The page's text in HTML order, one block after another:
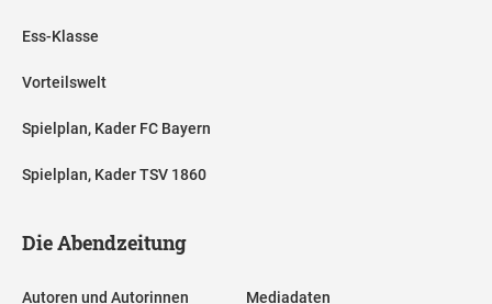
Ess-Klasse
Vorteilswelt
Spielplan, Kader FC Bayern
Spielplan, Kader TSV 1860
Die Abendzeitung
Autoren und Autorinnen Mediadaten